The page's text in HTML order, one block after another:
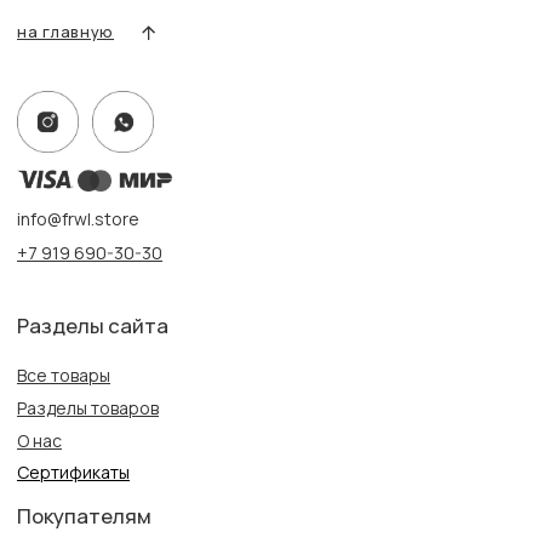
Информация
Политика конфиденциальности
Создание сайта
Адрес:
г. Казань, ул. Проспект Победы, 141 ТЦ МЕГА
ПН-ВС с 10:00 до 22:00